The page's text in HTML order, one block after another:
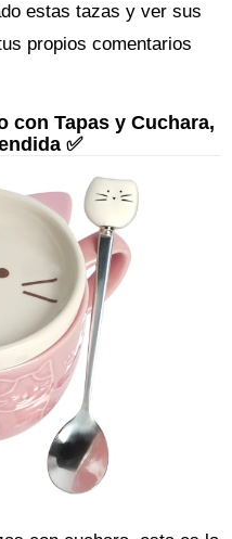
estas tazas y ver sus
propios comentarios
con Tapas y Cuchara,
✅